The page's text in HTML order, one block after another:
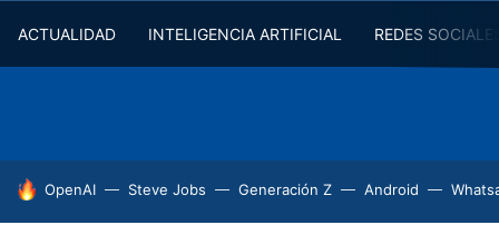
ACTUALIDAD INTELIGENCIA ARTIFICIAL REDES
HOY SE HABLA DE
OpenAI Steve Jobs Generación Z Android